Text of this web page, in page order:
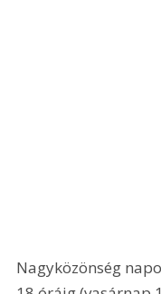
Nagyközönség